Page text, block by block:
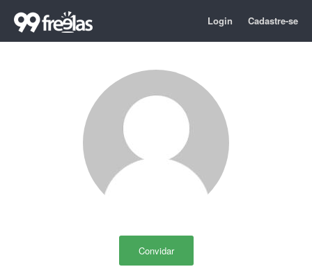
Login Cadastre-se
Convidar